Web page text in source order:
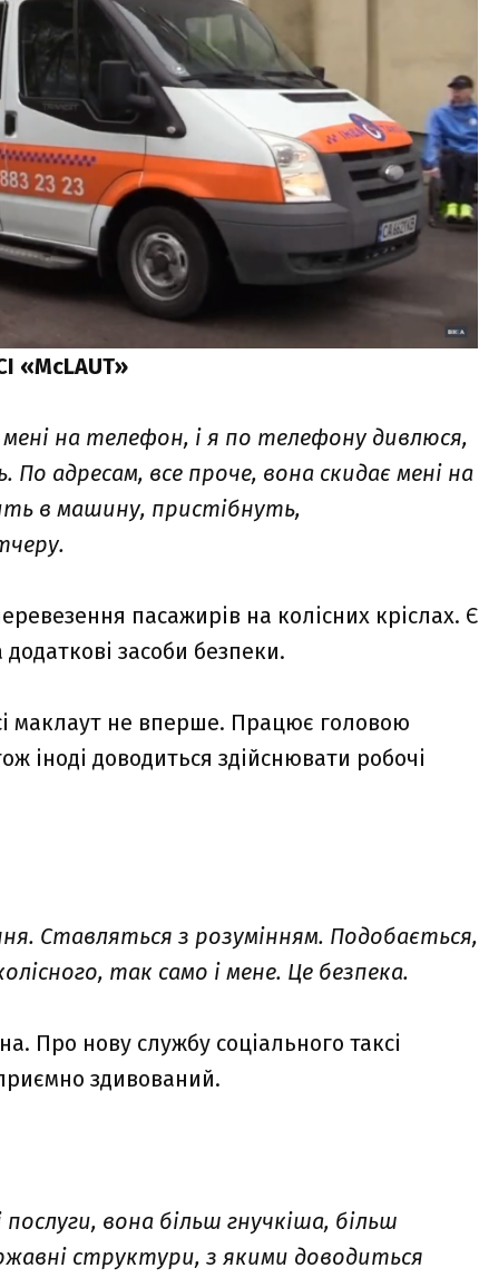
«McLAUT»
на телефон, і я по телефону дивлюся,
По адресам, все проче, вона скидає мені на
в машину, пристібнуть,
пасажирів на колісних кріслах. Є
засоби безпеки.
маклаут не вперше. Працює головою
іноді доводиться здійснювати робочі
Ставляться з розумінням. Подобається,
так само і мене. Це безпека.
Про нову службу соціального таксі
здивований.
послуги, вона більш гнучкіша, більш
структури, з якими доводиться